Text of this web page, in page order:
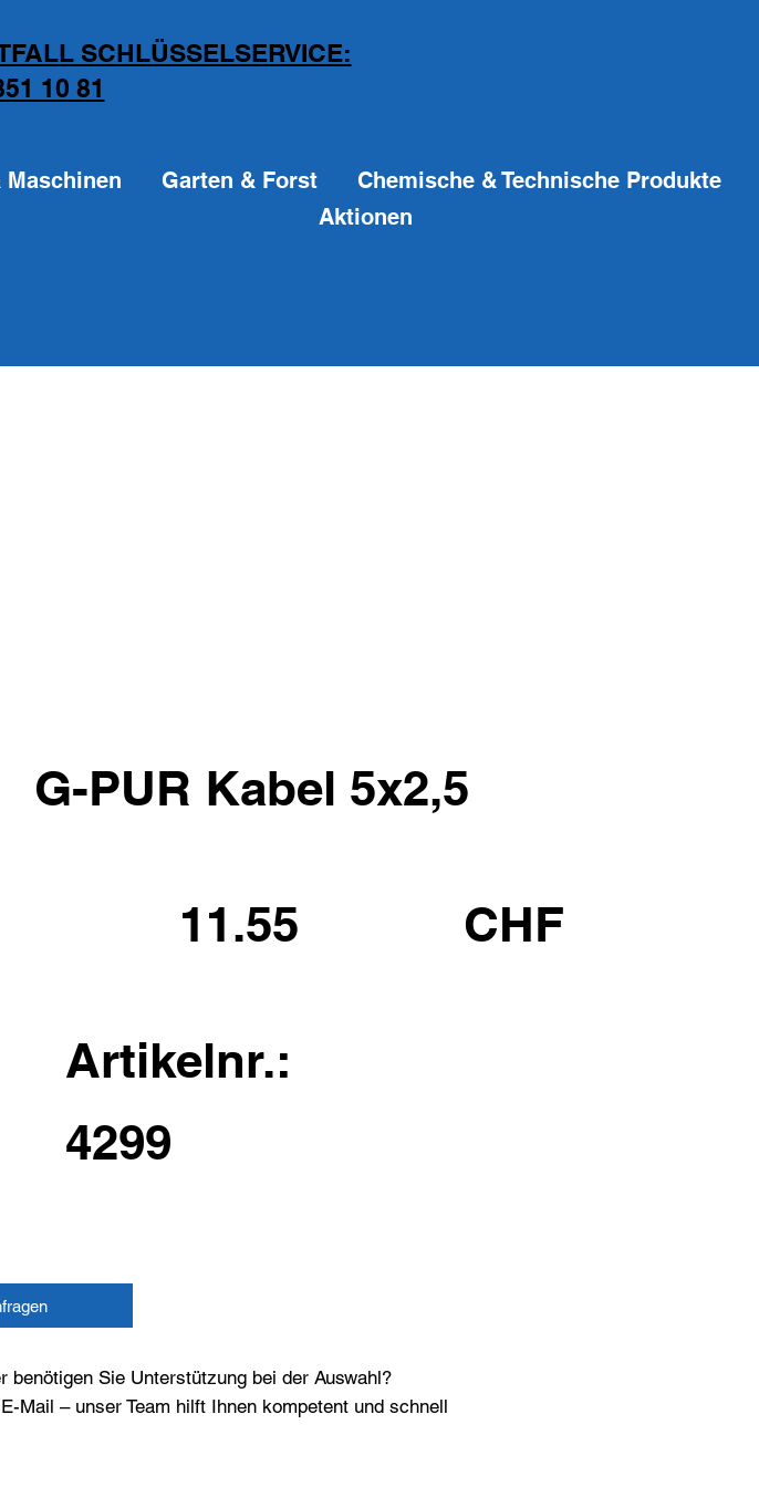
SCHLÜSSELSERVICE:
10 81
Maschinen Garten & Forst
Chemische & Technische Produkte
Aktionen
G-PUR Kabel 5x2,5
11.55 CHF
Artikelnr.:
4299
Sie Unterstützung bei der Auswahl?
Mail – unser Team hilft Ihnen kompetent und schnell